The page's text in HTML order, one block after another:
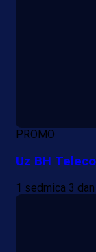
PROMO
Uz BH
1 sedmica 3 dan